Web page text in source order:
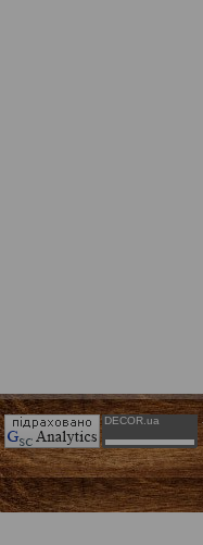
DECOR.ua